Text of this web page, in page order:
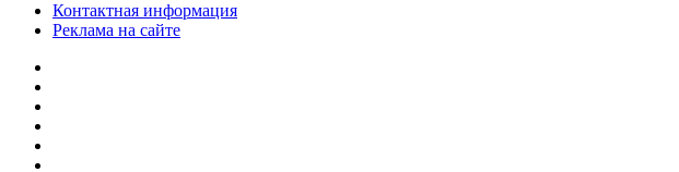
Контактная информация
Реклама на сайте